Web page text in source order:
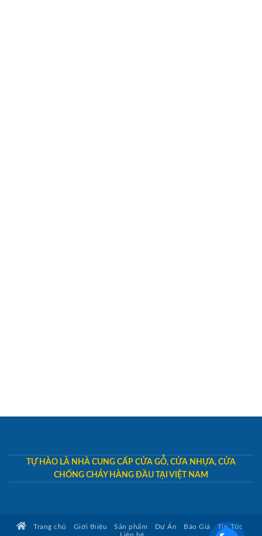
TỰ HÀO LÀ NHÀ CUNG CẤP CỬA GỖ, CỬA NHỰA, CỬA
CHỐNG CHÁY HÀNG ĐẦU TẠI VIỆT NAM
Trang chủ Giới thiệu Sản phẩm Dự Án Báo Giá
Tin Tức